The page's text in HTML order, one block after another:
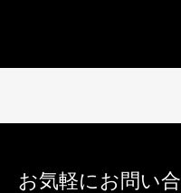
お気軽にお問い